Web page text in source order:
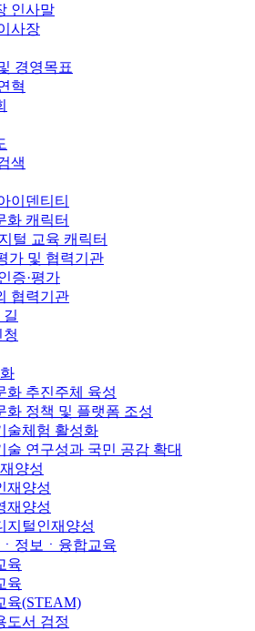
인사말
사장
경영목표
혁
색
이덴티티
화 캐릭터
털 교육 캐릭터
가 및 협력기관
증·평가
협력기관
화 추진주체 육성
화 정책 및 플랫폼 조성
술체험 활성화
술 연구성과 국민 공감 확대
양성
재양성
재양성
지털인재양성
정보ㆍ융합교육
육
육
육(STEAM)
도서 검정